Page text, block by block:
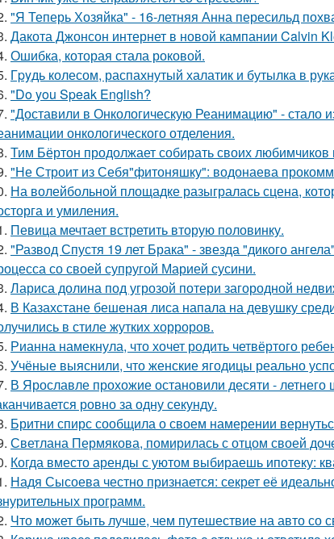
"Я Теперь Хозяйка" - 16-летняя Анна пересильд
Дакота Джонсон интернет в новой кампании Calvin
Ошибка, которая стала роковой.
Гpyдь колесом, распахнутый халатик и бутылка в
"Do you Speak English?
"Доставили в Онкологическую Реанимацию" - стало
онкологического отделения.
Тим Бёртон продолжает собирать своих любимчиков
"Не Строит из Себя"фитоняшку": водонаева
На волейбольной площадке разыгралась сцена,
и умиления.
Певица мечтает встретить вторую половинку.
"Развод Спустя 19 лет Брака" - звезда "дикого
со своей супругой Марией сусини.
Лариса долина под угрозой потери загородной
В Казахстане бешеная лиса напала на девушку
в стиле жутких хорроров.
Рианна намекнула, что хочет родить четвёртого
Учёные выяснили, что женские ягодицы реально
В Ярославле прохожие остановили десяти -
ровно за одну секунду.
Бритни спирс сообщила о своем намерении
Светлана Пермякова, помирилась с отцом своей
Когда вместо аренды с уютом выбираешь ипотеку:
Надя Сысоева честно признается: секрет её
программ.
Что может быть лучше, чем путешествие на авто со